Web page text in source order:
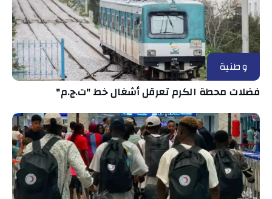
وطنية
فضلات محطة الكرم تعرقل أشغال خط "ت.ج.م"